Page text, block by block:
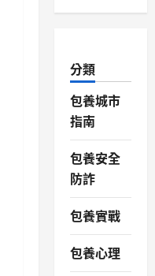
分類
包養城市
指南
包養安全
防詐
包養實戰
包養心理